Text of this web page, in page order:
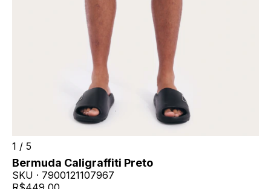
1 / 5
Bermuda Caligraffiti Preto
SKU · 7900121107967